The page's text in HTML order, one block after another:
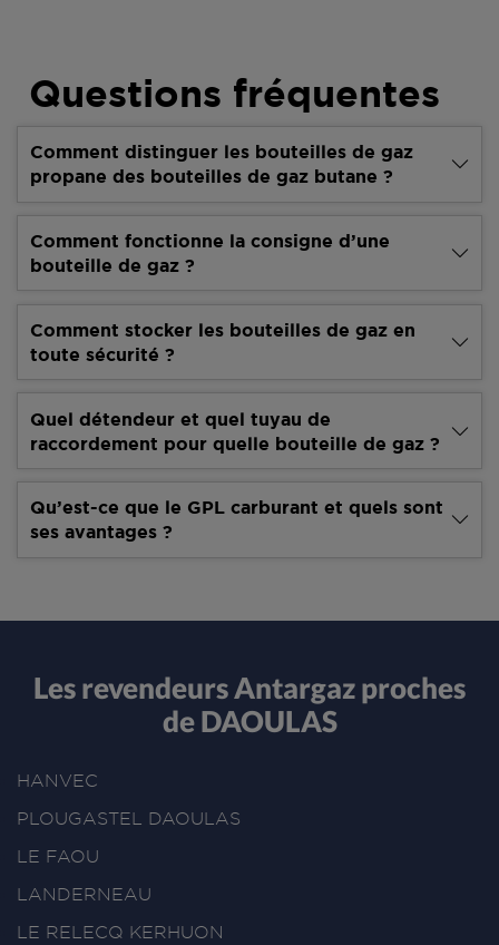
Questions fréquentes
Comment distinguer les bouteilles de gaz
propane des bouteilles de gaz butane ?
Comment fonctionne la consigne d’une
bouteille de gaz ?
Comment stocker les bouteilles de gaz en
toute sécurité ?
Quel détendeur et quel tuyau de
raccordement pour quelle bouteille de gaz ?
Qu’est-ce que le GPL carburant et quels sont
ses avantages ?
Les revendeurs Antargaz proches
de DAOULAS
HANVEC
PLOUGASTEL DAOULAS
LE FAOU
LANDERNEAU
LE RELECQ KERHUON